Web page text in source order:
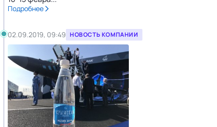
Подробнее
02.09.2019, 09:49 НОВОСТЬ КОМПАНИИ